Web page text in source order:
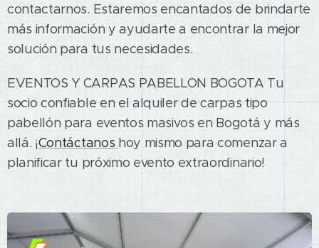
contactarnos. Estaremos encantados de brindarte
más información y ayudarte a encontrar la mejor
solución para tus necesidades.
EVENTOS Y CARPAS PABELLON BOGOTA Tu
socio confiable en el alquiler de carpas tipo
pabellón para eventos masivos en Bogotá y más
allá. ¡Contáctanos hoy mismo para comenzar a
planificar tu próximo evento extraordinario!